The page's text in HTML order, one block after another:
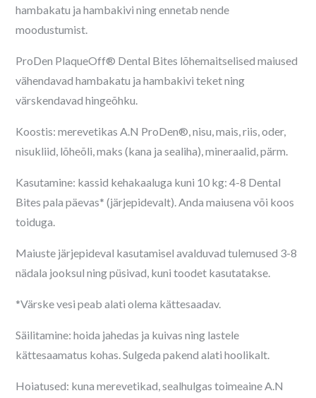
hambakatu ja hambakivi ning ennetab nende
moodustumist.
ProDen PlaqueOff® Dental Bites lõhemaitselised maiused
vähendavad hambakatu ja hambakivi teket ning
värskendavad hingeõhku.
Koostis: merevetikas A.N ProDen®, nisu, mais, riis, oder,
nisukliid, lõheõli, maks (kana ja sealiha), mineraalid, pärm.
Kasutamine: kassid kehakaaluga kuni 10 kg: 4-8 Dental
Bites pala päevas* (järjepidevalt). Anda maiusena või koos
toiduga.
Maiuste järjepideval kasutamisel avalduvad tulemused 3-8
nädala jooksul ning püsivad, kuni toodet kasutatakse.
*Värske vesi peab alati olema kättesaadav.
Säilitamine: hoida jahedas ja kuivas ning lastele
kättesaamatus kohas. Sulgeda pakend alati hoolikalt.
Hoiatused: kuna merevetikad, sealhulgas toimeaine A.N